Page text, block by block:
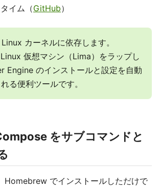
イム（GitHub）
カーネルに依存します。
仮想マシン（Lima）をラップし
Engine のインストールと設定を自動
る便利ツールです。
をサブコマンドと
Homebrew でインストールしただけで